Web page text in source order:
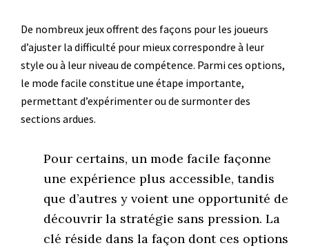
De nombreux jeux offrent des façons pour les joueurs
d’ajuster la difficulté pour mieux correspondre à leur
style ou à leur niveau de compétence. Parmi ces options,
le mode facile constitue une étape importante,
permettant d’expérimenter ou de surmonter des
sections ardues.
Pour certains, un mode facile façonne
une expérience plus accessible, tandis
que d’autres y voient une opportunité de
découvrir la stratégie sans pression. La
clé réside dans la façon dont ces options